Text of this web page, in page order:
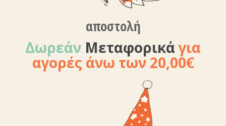
αποστολή
Δωρεάν Μεταφορικάγια
αγορές άνω των 20,00€